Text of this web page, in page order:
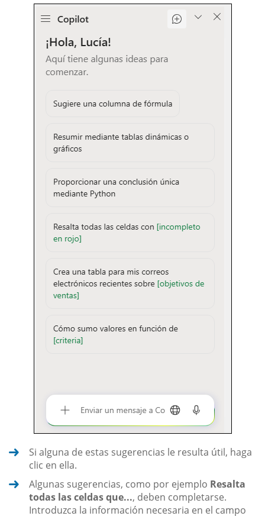
Si alguna de estas sugerencias le resulta útil, haga
clic en ella.
Algunas sugerencias, como por ejemplo Resalta
todas las celdas que..., deben completarse.
Introduzca la información necesaria en el campo